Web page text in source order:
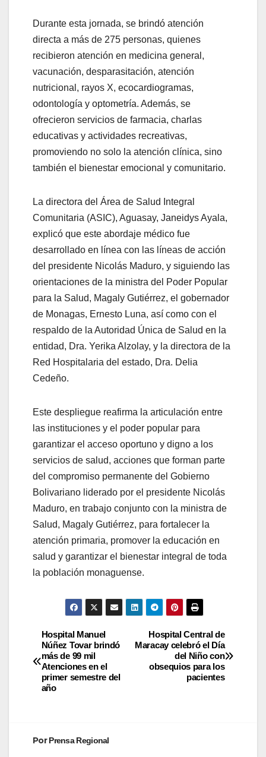
Durante esta jornada, se brindó atención
directa a más de 275 personas, quienes
recibieron atención en medicina general,
vacunación, desparasitación, atención
nutricional, rayos X, ecocardiogramas,
odontología y optometría. Además, se
ofrecieron servicios de farmacia, charlas
educativas y actividades recreativas,
promoviendo no solo la atención clínica, sino
también el bienestar emocional y comunitario.
La directora del Área de Salud Integral
Comunitaria (ASIC), Aguasay, Janeidys Ayala,
explicó que este abordaje médico fue
desarrollado en línea con las líneas de acción
del presidente Nicolás Maduro, y siguiendo las
orientaciones de la ministra del Poder Popular
para la Salud, Magaly Gutiérrez, el gobernador
de Monagas, Ernesto Luna, así como con el
respaldo de la Autoridad Única de Salud en la
entidad, Dra. Yerika Alzolay, y la directora de la
Red Hospitalaria del estado, Dra. Delia
Cedeño.
Este despliegue reafirma la articulación entre
las instituciones y el poder popular para
garantizar el acceso oportuno y digno a los
servicios de salud, acciones que forman parte
del compromiso permanente del Gobierno
Bolivariano liderado por el presidente Nicolás
Maduro, en trabajo conjunto con la ministra de
Salud, Magaly Gutiérrez, para fortalecer la
atención primaria, promover la educación en
salud y garantizar el bienestar integral de toda
la población monaguense.
Hospital Central de
Maracay celebró el Día
del Niño con
obsequios para los
pacientes
Hospital Manuel
Núñez Tovar brindó
más de 99 mil
Atenciones en el
primer semestre del
año
PorPrensa Regional